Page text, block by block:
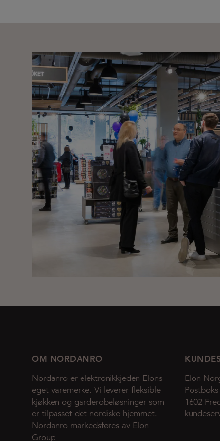
OM NORDANRO
Nordanro er elektronikkjeden Elons
eget varemerke. Vi leverer fleksible
kjøkken og garderobeløsninger som
er tilpasset det nordiske hjemmet.
Nordanro markedsføres av Elon
Group
Elon
1602